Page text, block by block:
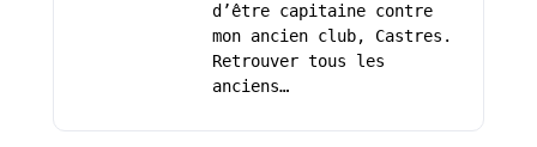
d’être capitaine contre
mon ancien club, Castres.
Retrouver tous les
anciens…